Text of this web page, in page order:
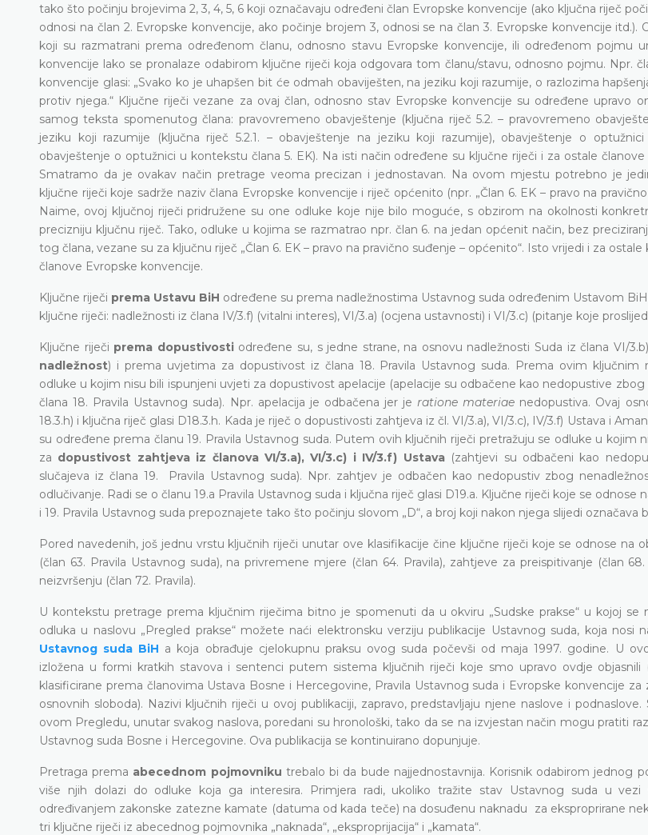
tako što počinju brojevima 2, 3, 4, 5, 6 koji označavaju određeni član Evropske konvencije (ako ključna riječ
odnosi na član 2. Evropske konvencije, ako počinje brojem 3, odnosi se na član 3. Evropske konvencije itd.).
koji su razmatrani prema određenom članu, odnosno stavu Evropske konvencije, ili određenom pojmu
konvencije lako se pronalaze odabirom ključne riječi koja odgovara tom članu/stavu, odnosno pojmu. Npr.
konvencije glasi: „Svako ko je uhapšen bit će odmah obaviješten, na jeziku koji razumije, o razlozima
protiv njega.“ Ključne riječi vezane za ovaj član, odnosno stav Evropske konvencije su određene upravo
samog teksta spomenutog člana: pravovremeno obavještenje (ključna riječ 5.2. – pravovremeno
jeziku koji razumije (ključna riječ 5.2.1. – obavještenje na jeziku koji razumije), obavještenje o optužnici
obavještenje o optužnici u kontekstu člana 5. EK). Na isti način određene su ključne riječi i za ostale
Smatramo da je ovakav način pretrage veoma precizan i jednostavan. Na ovom mjestu potrebno je
ključne riječi koje sadrže naziv člana Evropske konvencije i riječ općenito (npr. „Član 6. EK – pravo na
Naime, ovoj ključnoj riječi pridružene su one odluke koje nije bilo moguće, s obzirom na okolnosti
precizniju ključnu riječ. Tako, odluke u kojima se razmatrao npr. član 6. na jedan općenit način, bez
tog člana, vezane su za ključnu riječ „Član 6. EK – pravo na pravično suđenje – općenito“. Isto vrijedi i za
članove Evropske konvencije.
Ključne riječi prema Ustavu BiH određene su prema nadležnostima Ustavnog suda određenim Ustavom
ključne riječi: nadležnosti iz člana IV/3.f) (vitalni interes), VI/3.a) (ocjena ustavnosti) i VI/3.c) (pitanje koje
Ključne riječi prema dopustivosti određene su, s jedne strane, na osnovu nadležnosti Suda iz člana VI/
nadležnost) i prema uvjetima za dopustivost iz člana 18. Pravila Ustavnog suda. Prema ovim ključnim
odluke u kojim nisu bili ispunjeni uvjeti za dopustivost apelacije (apelacije su odbačene kao nedopustive
člana 18. Pravila Ustavnog suda). Npr. apelacija je odbačena jer je ratione materiae nedopustiva. Ovaj
18.3.h) i ključna riječ glasi D18.3.h. Kada je riječ o dopustivosti zahtjeva iz čl. VI/3.a), VI/3.c), IV/3.f) Ustava i
su određene prema članu 19. Pravila Ustavnog suda. Putem ovih ključnih riječi pretražuju se odluke u kojim
za dopustivost zahtjeva iz članova VI/3.a), VI/3.c) i IV/3.f) Ustava(zahtjevi su odbačeni kao
slučajeva iz člana 19. Pravila Ustavnog suda). Npr. zahtjev je odbačen kao nedopustiv zbog
odlučivanje. Radi se o članu 19.a Pravila Ustavnog suda i ključna riječ glasi D19.a. Ključne riječi koje se odnose
i 19. Pravila Ustavnog suda prepoznajete tako što počinju slovom „D“, a broj koji nakon njega slijedi označava
Pored navedenih, još jednu vrstu ključnih riječi unutar ove klasifikacije čine ključne riječi koje se odnose na
(član 63. Pravila Ustavnog suda), na privremene mjere (član 64. Pravila), zahtjeve za preispitivanje (član
neizvršenju (član 72. Pravila).
U kontekstu pretrage prema ključnim riječima bitno je spomenuti da u okviru „Sudske prakse“ u kojoj se
odluka u naslovu „Pregled prakse“ možete naći elektronsku verziju publikacije Ustavnog suda, koja nosi
Ustavnog suda BiH a koja obrađuje cjelokupnu praksu ovog suda počevši od maja 1997. godine. U
izložena u formi kratkih stavova i sentenci putem sistema ključnih riječi koje smo upravo ovdje objasnili
klasificirane prema članovima Ustava Bosne i Hercegovine, Pravila Ustavnog suda i Evropske konvencije za
osnovnih sloboda). Nazivi ključnih riječi u ovoj publikaciji, zapravo, predstavljaju njene naslove i podnaslove.
ovom Pregledu, unutar svakog naslova, poredani su hronološki, tako da se na izvjestan način mogu pratiti
Ustavnog suda Bosne i Hercegovine. Ova publikacija se kontinuirano dopunjuje.
Pretraga prema abecednom pojmovniku trebalo bi da bude najjednostavnija. Korisnik odabirom jednog
više njih dolazi do odluke koja ga interesira. Primjera radi, ukoliko tražite stav Ustavnog suda u vezi
određivanjem zakonske zatezne kamate (datuma od kada teče) na dosuđenu naknadu za eksproprirane
tri ključne riječi iz abecednog pojmovnika „naknada“, „eksproprijacija“ i „kamata“.